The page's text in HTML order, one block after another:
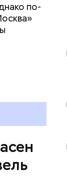
по-
ему не
лучше
к